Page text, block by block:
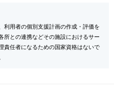
利用者の個別支援計画の作成・評価を
所との連携などその施設におけるサー
責任者になるための国家資格はないで